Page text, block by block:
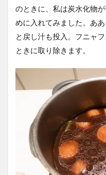
のときに、私は炭水化物
めに入れてみました。あ
と戻し汁も投入。フニャ
ときに取り除きます。